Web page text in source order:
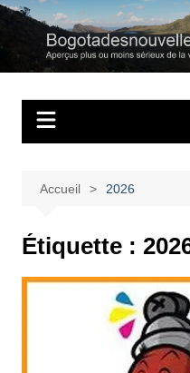
Aller
contenu
Regards personnels sur la vie
Accueil 2026
Étiquette :